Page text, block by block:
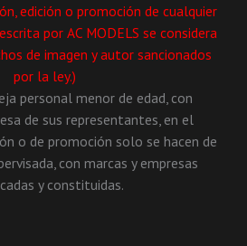
edición o promoción de cualquier
por AC MODELS se considera
de imagen y autor sancionados
por la ley.)
personal menor de edad, con
de sus representantes, en el
o de promoción solo se hacen de
con marcas y empresas
y constituidas.